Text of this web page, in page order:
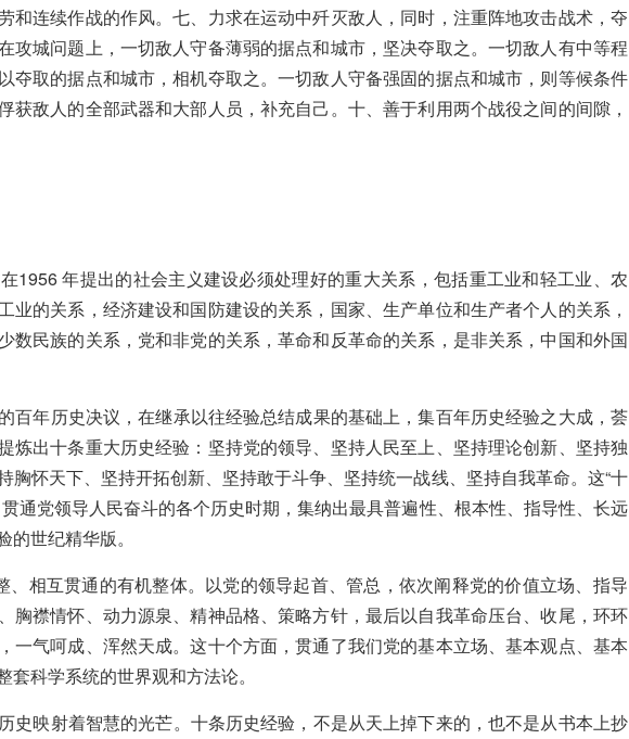
和连续作战的作风。七、力求在运动中歼灭敌人，同时，注重阵地攻击战术，夺
攻城问题上，一切敌人守备薄弱的据点和城市，坚决夺取之。一切敌人有中等程
夺取的据点和城市，相机夺取之。一切敌人守备强固的据点和城市，则等候条件
获敌人的全部武器和大部人员，补充自己。十、善于利用两个战役之间的间隙，
1956 年提出的社会主义建设必须处理好的重大关系，包括重工业和轻工业、农
业的关系，经济建设和国防建设的关系，国家、生产单位和生产者个人的关系，
数民族的关系，党和非党的关系，革命和反革命的关系，是非关系，中国和外国
百年历史决议，在继承以往经验总结成果的基础上，集百年历史经验之大成，荟
炼出十条重大历史经验：坚持党的领导、坚持人民至上、坚持理论创新、坚持独
胸怀天下、坚持开拓创新、坚持敢于斗争、坚持统一战线、坚持自我革命。这“十
通党领导人民奋斗的各个历史时期，集纳出最具普遍性、根本性、指导性、长远
世纪精华版。
、相互贯通的有机整体。以党的领导起首、管总，依次阐释党的价值立场、指导
胸襟情怀、动力源泉、精神品格、策略方针，最后以自我革命压台、收尾，环环
一气呵成、浑然天成。这十个方面，贯通了我们党的基本立场、基本观点、基本
科学系统的世界观和方法论。
史映射着智慧的光芒。十条历史经验，不是从天上掉下来的，也不是从书本上抄